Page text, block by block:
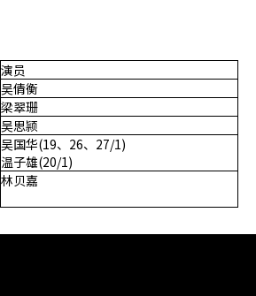
演员
吴倩衡
梁翠珊
吴思颕
吴国华(19、26、27/1)
温子雄(20/1)
林贝嘉